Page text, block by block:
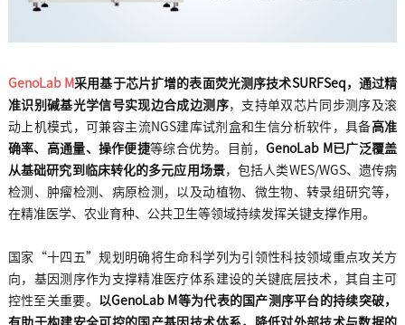
GenoLab M采用基于芯片扩增的表面荧光测序技术SURFSeq ，通过精
准识别碱基光学信号实现边合成边测序，支持单双芯片同步测序及滚
动上机模式，可兼容主流NGS建库试剂盒和生信分析软件，具备高准
确率、高通量、操作便捷等综合优势。目前，GenoLab M已广泛覆盖
从基础研究到临床转化的多元应用场景，包括人类WES/WGS、遗传病
检测、肿瘤检测、病原检测，以及动植物、微生物、转录组研究等，
在精准医学、农业育种、公共卫生等领域持续发挥关键支撑作用。
国家“十四五”规划明确将生命科学列为引领性科技领域重点攻关方
向，基因测序作为支撑精准医疗体系建设的关键底层技术，其自主可
控性至关重要。 以GenoLab M等为代表的国产测序平台的持续突破，